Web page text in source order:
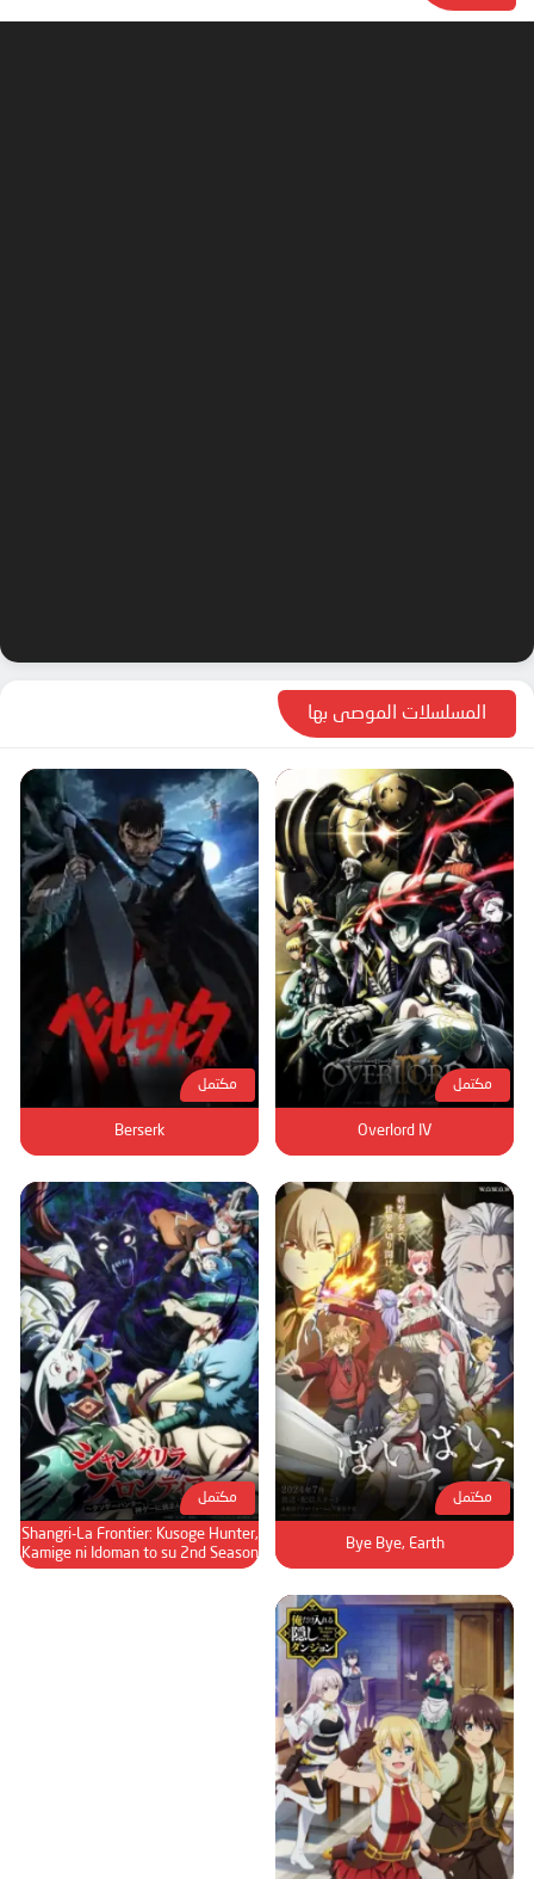
الحلقة 55
الحلقة 73
الحلقة 75
الحلقة 77
الحلقة 78
الحلقة 79
الحلقة 80
الحلقة 81
الحلقة 82
الحلقة 84
الحلقة 85
الحلقة 86
الحلقة 87
الحلقة 88
الحلقة 89
الحلقة 90
الحلقة 91
الحلقة 92
الحلقة 93
الحلقة 96
الحلقة 97
الحلقة 98
الحلقة 99
الحلقة 100
الحلقة 101
الحلقة 102
المسلسلات الموصى بها
مكتمل
Overlord IV
مكتمل
Berserk
مكتمل
Bye Bye, Earth
مكتمل
Shangri-La Frontier: Kusoge Hunter,
Kamige ni Idoman to su 2nd Season